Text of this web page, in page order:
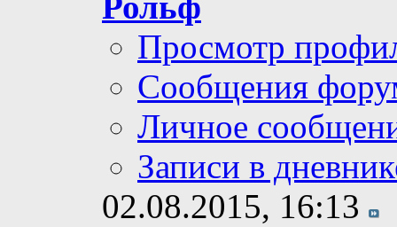
Просмотр
Сообщения
Личное
Записи в
02.08.2015, 16:13